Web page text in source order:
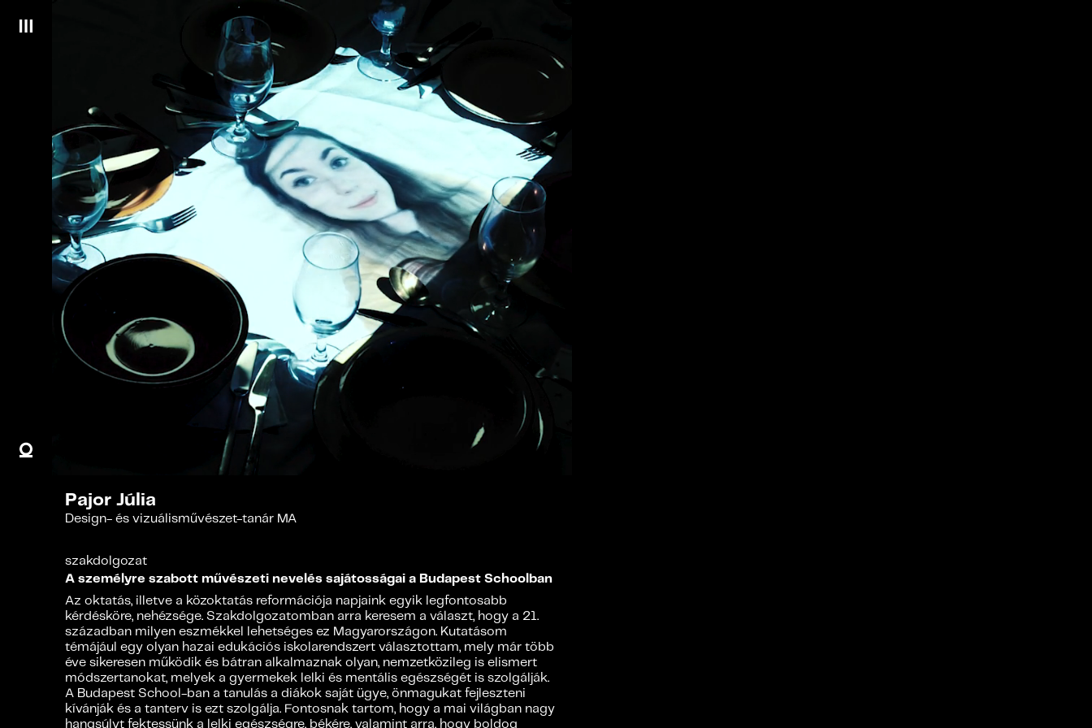
Pajor Júlia
Design- és vizuálisművészet-tanár MA
szakdolgozat
A személyre szabott művészeti nevelés sajátosságai a Budapest Schoolban
Az oktatás, illetve a közoktatás reformációja napjaink egyik legfontosabb
kérdésköre, nehézsége. Szakdolgozatomban arra keresem a választ, hogy a 21.
században milyen eszmékkel lehetséges ez Magyarországon. Kutatásom
témájául egy olyan hazai edukációs iskolarendszert választottam, mely már több
éve sikeresen működik és bátran alkalmaznak olyan, nemzetközileg is elismert
módszertanokat, melyek a gyermekek lelki és mentális egészségét is szolgálják.
A Budapest School-ban a tanulás a diákok saját ügye, önmagukat fejleszteni
kívánják és a tanterv is ezt szolgálja. Fontosnak tartom, hogy a mai világban nagy
hangsúlyt fektessünk a lelki egészségre, békére, valamint arra, hogy boldog